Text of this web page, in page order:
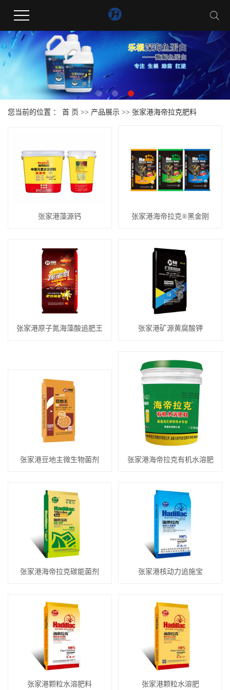
您当前的位置 ： 首 页 >> 产品展示 >> 张家港海帝拉克肥料
张家港藻源钙 张家港海帝拉克®黑金刚
张家港原子氮海藻酸追肥王 张家港矿源黄腐酸钾
张家港豆地主微生物菌剂 张家港海帝拉克有机水溶肥
张家港海帝拉克碳能菌剂 张家港核动力追施宝
张家港颗粒水溶肥料 张家港颗粒水溶肥